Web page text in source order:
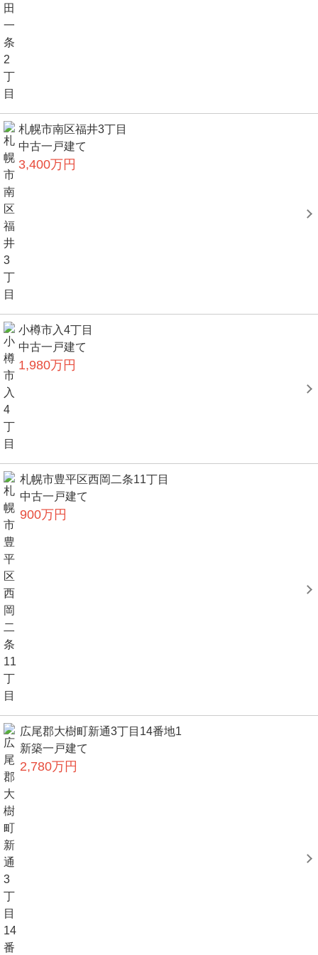
札幌市南区福井3丁目
中古一戸建て
3,400万円
小樽市入4丁目
中古一戸建て
1,980万円
札幌市豊平区西岡二条11丁目
中古一戸建て
900万円
広尾郡大樹町新通3丁目14番地1
新築一戸建て
2,780万円